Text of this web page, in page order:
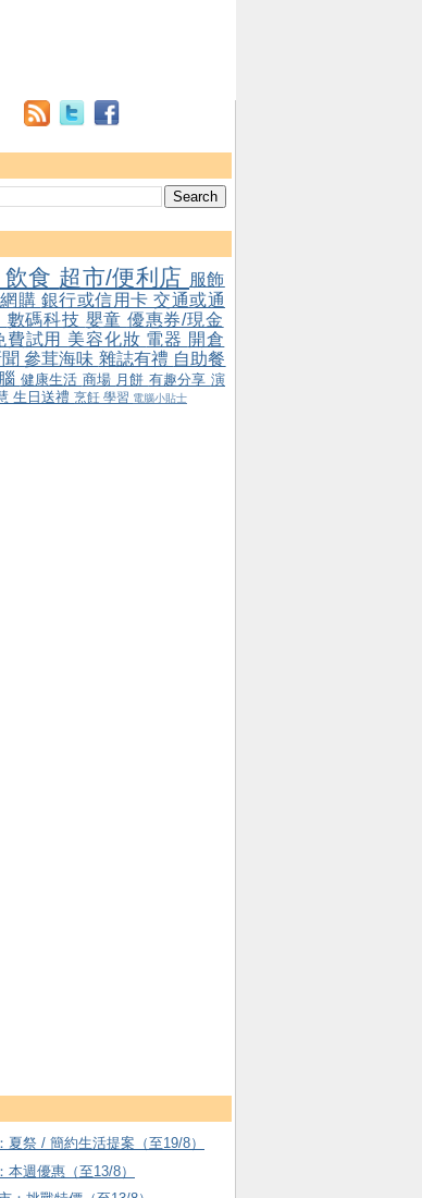
飲食 超市/便利店 服飾
網購 銀行或信用卡 交通或通
數碼科技 嬰童 優惠券/現金
費試用 美容化妝 電器 開倉
聞參茸海味 雜誌有禮 自助餐
健康生活 商場 月餅 有趣分享 演
生日送禮 烹飪 學習 電腦小貼士
夏祭 / 簡約生活提案（至19/8）
本週優惠（至13/8）